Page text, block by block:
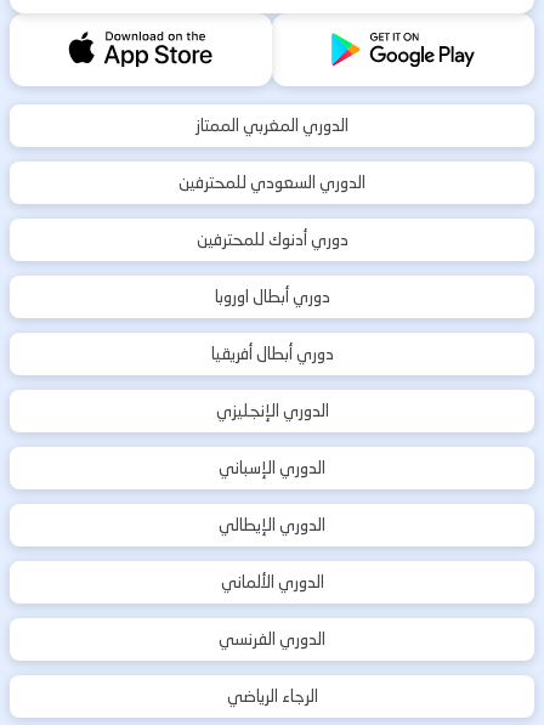
الدوري المغربي الممتاز
الدوري السعودي للمحترفين
دوري أدنوك للمحترفين
دوري أبطال اوروبا
دوري أبطال أفريقيا
الدوري الإنجليزي
الدوري الإسباني
الدوري الإيطالي
الدوري الألماني
الدوري الفرنسي
الرجاء الرياضي